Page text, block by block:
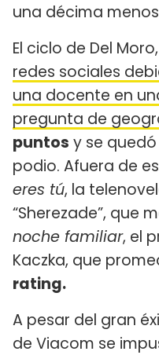
una décima
El ciclo de Del Moro,
redes sociales
una docente en
pregunta de
puntos y se
podio. Afuera de
eres tú, la
“Sherezade”, que
noche familiar, el
Kaczka, que
rating.
A pesar del gran
de Viacom se